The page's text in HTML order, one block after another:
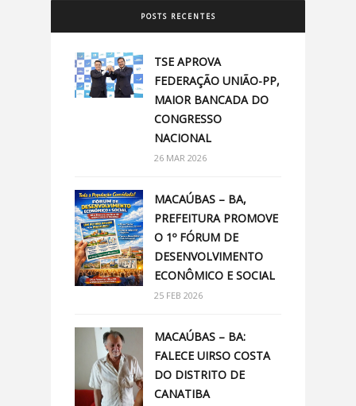
POSTS RECENTES
TSE APROVA
FEDERAÇÃO UNIÃO-PP,
MAIOR BANCADA DO
CONGRESSO
NACIONAL
26 MAR 2026
MACAÚBAS – BA,
PREFEITURA PROMOVE
O 1º FÓRUM DE
DESENVOLVIMENTO
ECONÔMICO E SOCIAL
25 FEB 2026
MACAÚBAS – BA:
FALECE UIRSO COSTA
DO DISTRITO DE
CANATIBA